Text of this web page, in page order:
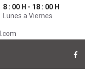
8 : 00 H - 18 : 00 H
Lunes a Viernes